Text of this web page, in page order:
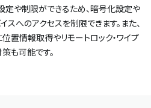
定や制限ができるため、暗号化設定や
へのアクセスを制限できます。また、
置情報取得やリモートロック・ワイプ
も可能です。